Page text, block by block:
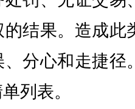
结果。造成此
、分心和走捷径
列表。